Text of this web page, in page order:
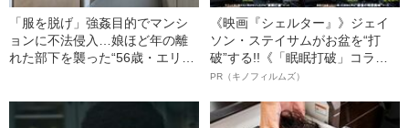
「服を脱げ」強姦目的でマンシ
ョンに不法侵入…娘ほど年の離
れた部下を襲った“56歳・エリー
《映画『シェルター』》ジェイ
ソン・ステイサムがお盆を“打
破”する!!《「眠眠打破」コラ
ボ》
PR（キノフィルムズ）